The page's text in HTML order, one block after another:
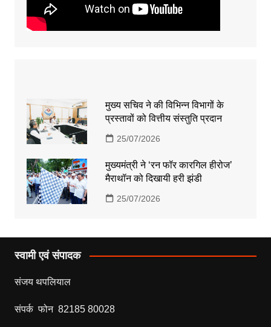
मुख्य सचिव ने की विभिन्न विभागों के
प्रस्तावों को वित्तीय संस्तुति प्रदान
25/07/2026
मुख्यमंत्री ने ‘रन फॉर कारगिल हीरोज’
मैराथॉन को दिखायी हरी झंडी
25/07/2026
स्वामी एवं संपादक
संजय थपलियाल
संपर्क फोन 82185 80028